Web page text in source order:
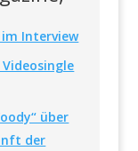
Interview
Videosingle
über
der